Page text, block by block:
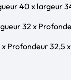
40 x largeur
32 x
Profondeur 32,5